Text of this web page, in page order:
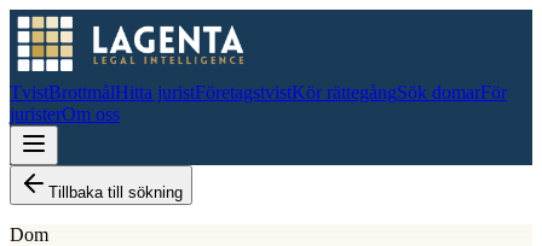
TvistBrottmålHitta juristFöretagstvistKör rättegångSök domarFör
juristerOm oss
Tillbaka till sökning
Dom